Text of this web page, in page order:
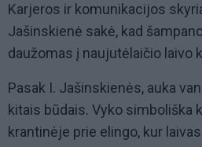
Karjeros ir komunikacijos
Jašinskienė sakė, kad
daužomas į naujutėlaičio laivo
Pasak I. Jašinskienės, auka
kitais būdais. Vyko simboliška
krantinėje prie elingo, kur